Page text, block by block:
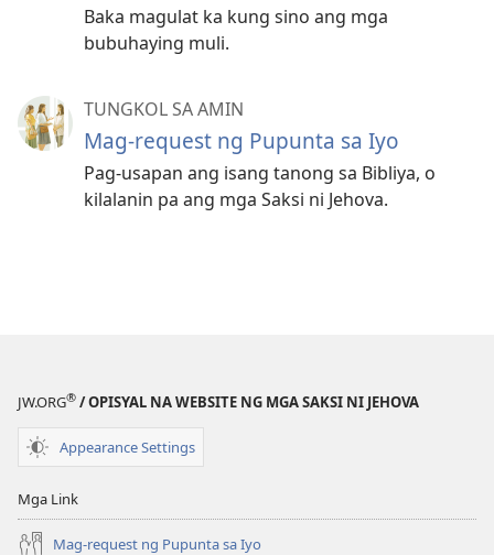
Baka magulat ka kung sino ang mga
bubuhaying muli.
TUNGKOL SA AMIN
Mag-request ng Pupunta sa Iyo
Pag-usapan ang isang tanong sa Bibliya, o
kilalanin pa ang mga Saksi ni Jehova.
JW.ORG® / OPISYAL NA WEBSITE NG MGA SAKSI NI JEHOVA
Appearance Settings
Mga Link
Mag-request ng Pupunta sa Iyo